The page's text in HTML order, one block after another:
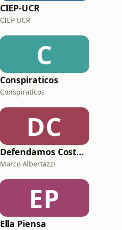
CIEP-UCR
CIEP UCR
C
Conspiraticos
Conspiraticos
DC
Defendamos Costa Rica
Marco Albertazzi
EP
Ella Piensa